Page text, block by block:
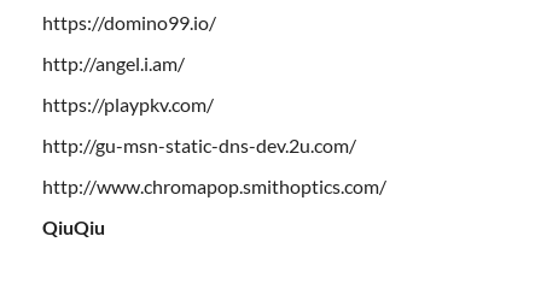
https://domino99.io/
http://angel.i.am/
https://playpkv.com/
http://gu-msn-static-dns-dev.2u.com/
http://www.chromapop.smithoptics.com/
QiuQiu